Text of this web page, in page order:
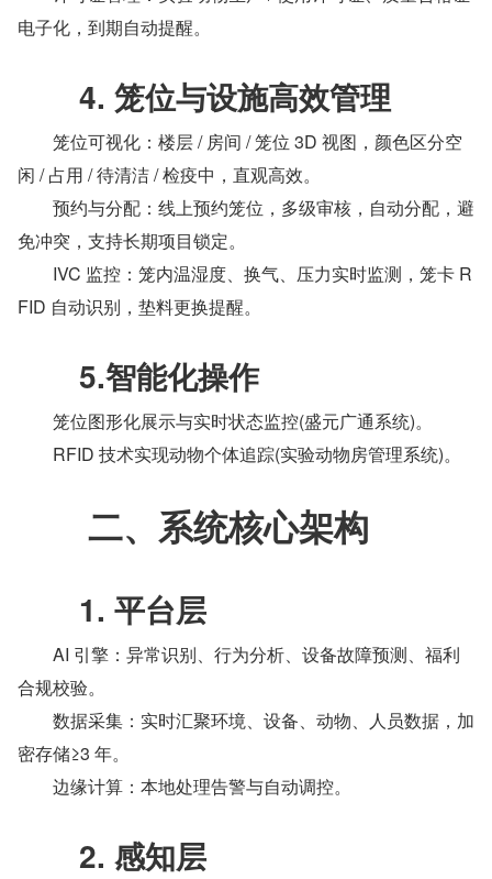
电子化，到期自动提醒。
4. 笼位与设施高效管理
笼位可视化：楼层 / 房间 / 笼位 3D 视图，颜色区分空
闲 / 占用 / 待清洁 / 检疫中，直观高效。
预约与分配：线上预约笼位，多级审核，自动分配，避
免冲突，支持长期项目锁定。
IVC 监控：笼内温湿度、换气、压力实时监测，笼卡 R
FID 自动识别，垫料更换提醒。
5.智能化操作
笼位图形化展示与实时状态监控(盛元广通系统)。
RFID 技术实现动物个体追踪(实验动物房管理系统)。
二、系统核心架构
1. 平台层
AI 引擎：异常识别、行为分析、设备故障预测、福利
合规校验。
数据采集：实时汇聚环境、设备、动物、人员数据，加
密存储≥3 年。
边缘计算：本地处理告警与自动调控。
2. 感知层